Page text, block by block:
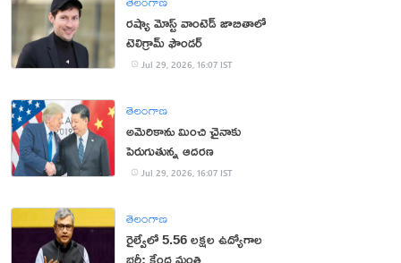
రష్యా మోస్ట్ వాంటెడ్ జాబితాలో
టెలిగ్రామ్ ఫౌండర్
Jul 29, 2026, 16:07 IST
తెలంగాణ
అమెరికాను మించి చైనాకు
పెరుగుతున్న ఆదరణ
Jul 29, 2026, 16:07 IST
తెలంగాణ
రైల్వేలో 5.56 లక్షల ఉద్యోగాల